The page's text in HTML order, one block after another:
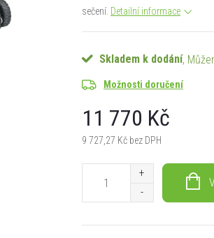
sečení. Detailní informace
Skladem k dodání
Možnosti doručení
11 770 Kč
9 727,27 Kč bez DPH